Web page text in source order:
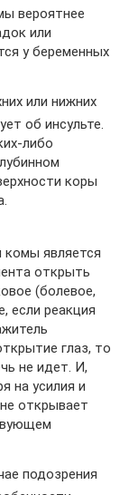
вероятнее
или
у беременных
или нижних
об инсульте.
либо
коры
комы является
открыть
(болевое,
если реакция
глаз, то
не идет. И,
на усилия и
открывает
подозрения